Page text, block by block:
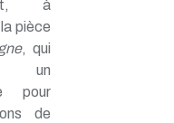
à
pièce
, qui
un
pour
de